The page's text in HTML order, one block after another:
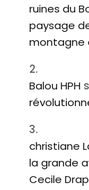
ruines du
paysage
montagne
Balou HPH
christiane
la grande
Cecile